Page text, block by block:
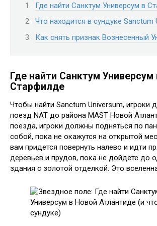
Где найти Санктум Универсум в
Что находится в сундуке Sanctum
Как снять признак Вознесенный
Где найти Санктум Универсум
Старфилде
Чтобы найти Sanctum Universum, игроки
поезд NAT до района MAST Новой
поезда, игроки должны подняться по
собой, пока не окажутся на открытой
вам придется повернуть налево и идти
деревьев и прудов, пока не дойдете до
здания с золотой отделкой. Это